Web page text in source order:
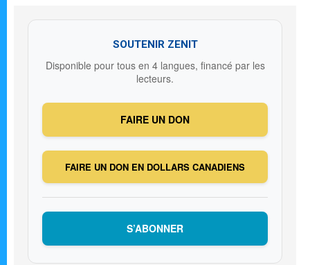
SOUTENIR ZENIT
Disponible pour tous en 4 langues, financé par les
lecteurs.
FAIRE UN DON
FAIRE UN DON EN DOLLARS CANADIENS
S’ABONNER